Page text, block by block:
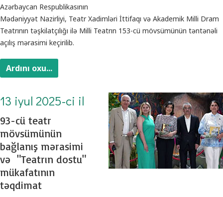
Azərbaycan Respublikasının
Mədəniyyət Nazirliyi, Teatr Xadimləri İttifaqı və Akademik Milli Dram
Teatrının təşkilatçılığı ilə Milli Teatrın 153-cü mövsümünün təntənəli
açılış mərasimi keçirilib.
Ardını oxu...
13 iyul 2025-ci il
93-cü teatr
mövsümünün
bağlanış mərasimi
və "Teatrın dostu"
mükafatının
təqdimat